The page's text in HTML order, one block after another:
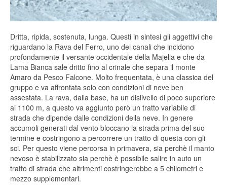
Dritta, ripida, sostenuta, lunga. Questi in sintesi gli aggettivi che
riguardano la Rava del Ferro, uno dei canali che incidono
profondamente il versante occidentale della Majella e che da
Lama Bianca sale dritto fino al crinale che separa il monte
Amaro da Pesco Falcone. Molto frequentata, è una classica del
gruppo e va affrontata solo con condizioni di neve ben
assestata. La rava, dalla base, ha un dislivello di poco superiore
ai 1100 m, a questo va aggiunto però un tratto variabile di
strada che dipende dalle condizioni della neve. In genere
accumoli generati dal vento bloccano la strada prima del suo
termine e costringono a percorrere un tratto di questa con gli
sci. Per questo viene percorsa in primavera, sia perchè il manto
nevoso è stabilizzato sia perchè è possibile salire in auto un
tratto di strada che altrimenti costringerebbe a 5 chilometri e
mezzo supplementari.